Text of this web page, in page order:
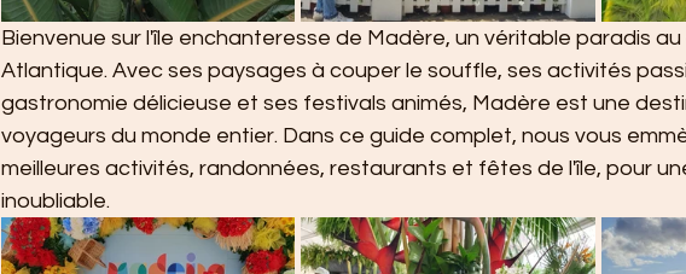
Bienvenue sur l'île enchanteresse de Madère, un véritable paradis
Atlantique. Avec ses paysages à couper le souffle, ses activités
gastronomie délicieuse et ses festivals animés, Madère est une
voyageurs du monde entier. Dans ce guide complet, nous vous
meilleures activités, randonnées, restaurants et fêtes de l'île, pour
inoubliable.